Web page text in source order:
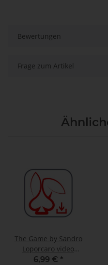
Bewertungen
Frage zum Artikel
The Game by Sandro
Loporcaro video
DOWNLOAD
6,99 € *